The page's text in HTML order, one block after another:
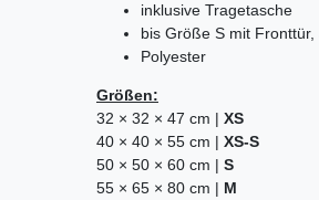
inklusive Tragetasche
bis Größe S mit
Polyester
Größen:
32 × 32 × 47 cm | XS
40 × 40 × 55 cm | XS-S
50 × 50 × 60 cm | S
55 × 65 × 80 cm | M